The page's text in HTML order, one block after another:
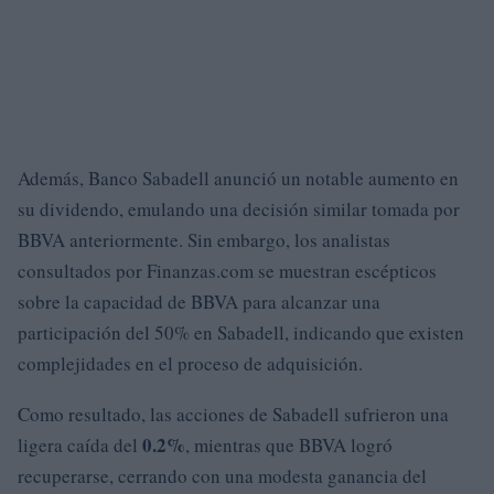
Además, Banco Sabadell anunció un notable aumento en
su dividendo, emulando una decisión similar tomada por
BBVA anteriormente. Sin embargo, los analistas
consultados por Finanzas.com se muestran escépticos
sobre la capacidad de BBVA para alcanzar una
participación del 50% en Sabadell, indicando que existen
complejidades en el proceso de adquisición.
Como resultado, las acciones de Sabadell sufrieron una
ligera caída del 0.2%, mientras que BBVA logró
recuperarse, cerrando con una modesta ganancia del